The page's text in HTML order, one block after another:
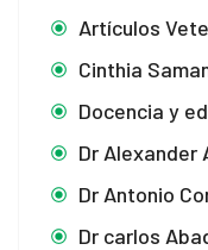
Artículos
Cinthia
Docencia y
Dr Alexander
Dr Antonio
Dr carlos